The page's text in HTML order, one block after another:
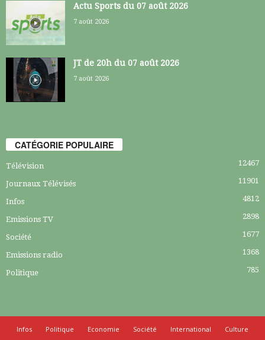
Actu Sports du 07 août 2026
7 août 2026
JT de 20h du 07 août 2026
7 août 2026
CATÉGORIE POPULAIRE
Télévision 12467
Journaux Télévisés 11901
Infos 4812
Emissions TV 2898
Société 1677
Emissions radio 1368
Politique 785
Infos Politique Economie Société International
Culture